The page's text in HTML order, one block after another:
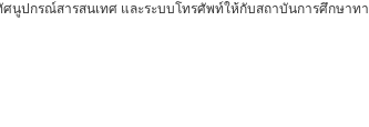
นูปกรณ์สารสนเทศ และระบบโทรศัพท์ให้กับสถาบันการศึกษาท